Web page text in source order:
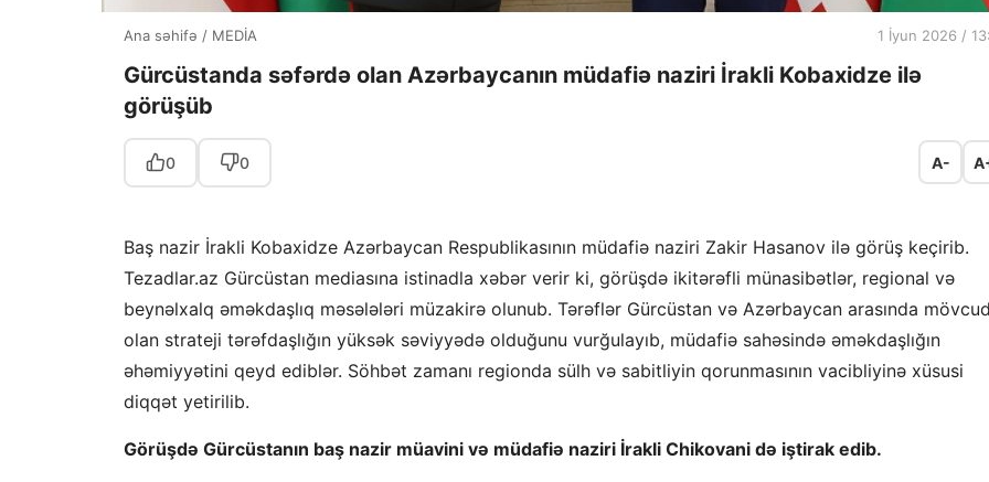
Ana səhifə / MEDİA 1 İyun 2026 /
Gürcüstanda səfərdə olan Azərbaycanın müdafiə naziri İrakli Kobaxidze ilə
görüşüb
0 0 A-
Baş nazir İrakli Kobaxidze Azərbaycan Respublikasının müdafiə naziri Zakir Hasanov ilə görüş keçirib.
Tezadlar.az Gürcüstan mediasına istinadla xəbər verir ki, görüşdə ikitərəfli münasibətlər, regional və
beynəlxalq əməkdaşlıq məsələləri müzakirə olunub. Tərəflər Gürcüstan və Azərbaycan arasında mövcud
olan strateji tərəfdaşlığın yüksək səviyyədə olduğunu vurğulayıb, müdafiə sahəsində əməkdaşlığın
əhəmiyyətini qeyd ediblər. Söhbət zamanı regionda sülh və sabitliyin qorunmasının vacibliyinə xüsusi
diqqət yetirilib.
Görüşdə Gürcüstanın baş nazir müavini və müdafiə naziri İrakli Chikovani də iştirak edib.